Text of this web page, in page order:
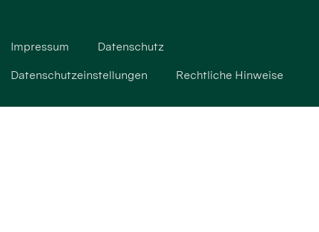
Impressum Datenschutz
Datenschutzeinstellungen Rechtliche Hinweise